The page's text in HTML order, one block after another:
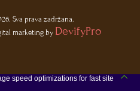
Sva prava zadržana.
marketing by DevifyPro